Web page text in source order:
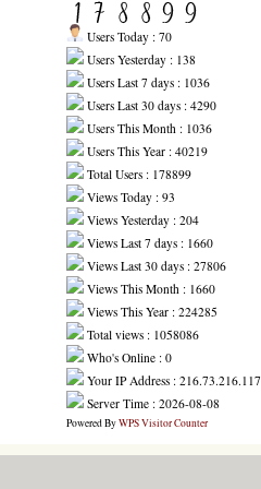
Users Today : 70
Users Yesterday : 138
Users Last 7 days : 1036
Users Last 30 days : 4290
Users This Month : 1036
Users This Year : 40219
Total Users : 178899
Views Today : 93
Views Yesterday : 204
Views Last 7 days : 1660
Views Last 30 days : 27806
Views This Month : 1660
Views This Year : 224285
Total views : 1058086
Who's Online : 0
Your IP Address : 216.73.216.117
Server Time : 2026-08-08
Powered ByWPS Visitor Counter